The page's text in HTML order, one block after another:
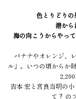
色とりどりの
港から
海の向こうからやっ
バナナやオレンジ、
ル」。いつの頃からか
吉本 宏と宮良当明の
て？ の